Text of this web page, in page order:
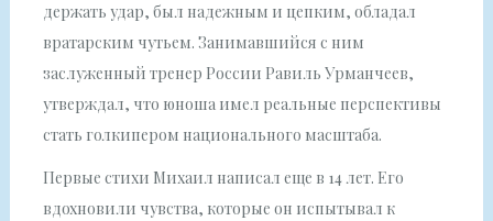
держать удар, был надежным и цепким, обладал
вратарским чутьем. Занимавшийся с ним
заслуженный тренер России Равиль Урманчеев,
утверждал, что юноша имел реальные перспективы
стать голкипером национального масштаба.
Первые стихи Михаил написал еще в 14 лет. Его
вдохновили чувства, которые он испытывал к